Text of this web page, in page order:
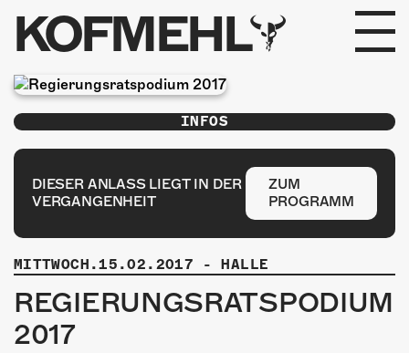
KOFMEHL
PROGRAMM
FABRIKGEFLÜSTER
GALERIE
FOTOGALERIE
PHOTOMAT
INFOS
INFOS
DIESER ANLASS LIEGT IN DER
VERGANGENHEIT
ZUM
PROGRAMM
MITTWOCH.15.02.2017 - HALLE
REGIERUNGSRATSPODIUM
2017